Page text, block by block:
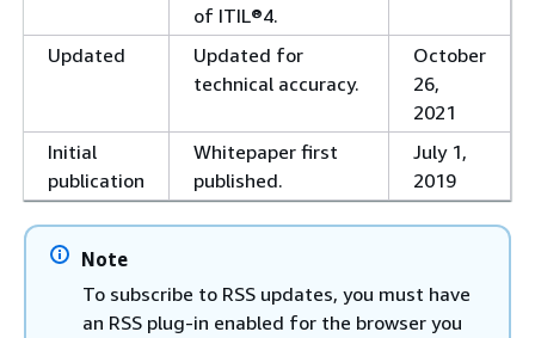
of ITIL®4.
Updated
Updated for
technical accuracy.
October
26,
2021
Initial
publication
Whitepaper first
published.
July 1,
2019
Note
To subscribe to RSS updates, you must have
an RSS plug-in enabled for the browser you